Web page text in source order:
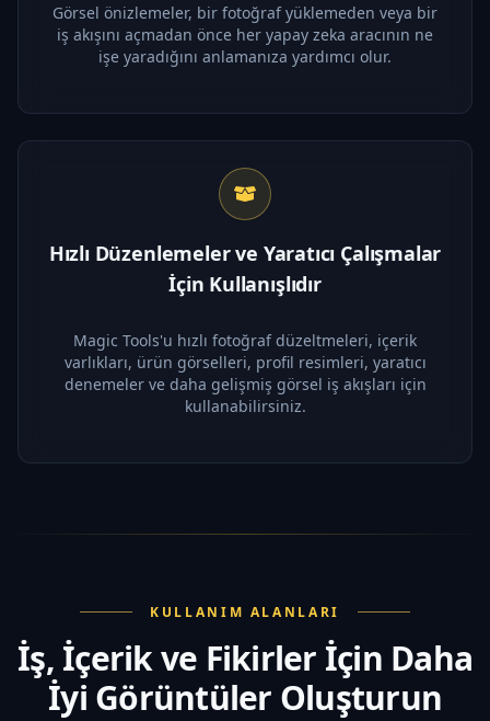
Görsel önizlemeler, bir fotoğraf yüklemeden veya bir
iş akışını açmadan önce her yapay zeka aracının ne
işe yaradığını anlamanıza yardımcı olur.
Hızlı Düzenlemeler ve Yaratıcı Çalışmalar
İçin Kullanışlıdır
Magic Tools'u hızlı fotoğraf düzeltmeleri, içerik
varlıkları, ürün görselleri, profil resimleri, yaratıcı
denemeler ve daha gelişmiş görsel iş akışları için
kullanabilirsiniz.
KULLANIM ALANLARI
İş, İçerik ve Fikirler İçin Daha
İyi Görüntüler Oluşturun